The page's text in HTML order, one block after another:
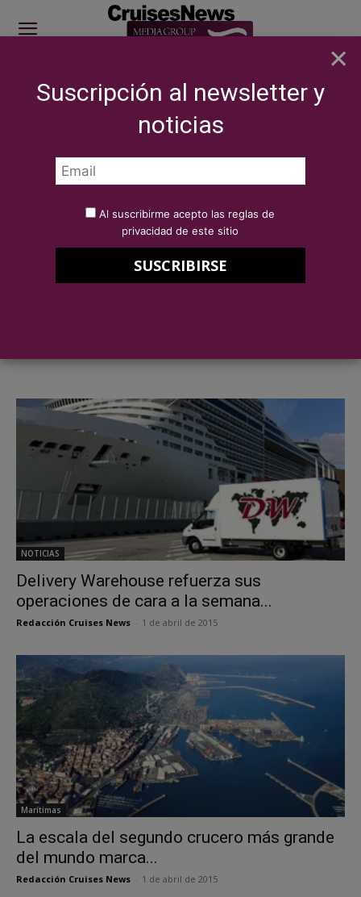
SITE SPONSOR: ICS 2026
Autores
Redacción Cruises News
NOTICIAS
Delivery Warehouse refuerza sus
operaciones de cara a la semana...
Redacción Cruises News 1 de abril de 2015
Marítimas
La escala del segundo crucero más grande
del mundo marca...
Redacción Cruises News 1 de abril de 2015
×
Suscripción al newsletter y
noticias
Al suscribirme acepto las reglas de
privacidad de este sitio